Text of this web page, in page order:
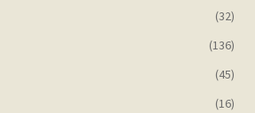
(32)
(136)
(45)
(16)